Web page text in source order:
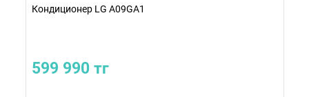
Кондиционер LG A09GA1
599 990 тг